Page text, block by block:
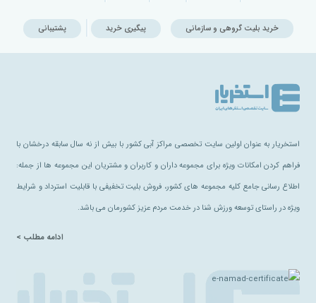
خرید بلیت گروهی و سازمانی پیگیری خرید پشتیبانی
استخریار به عنوان اولین سایت تخصصی مراکز آبی کشور با بیش از نه سال سابقه درخشان با
فراهم کردن امکانات ویژه برای مجموعه داران و کاربران و مشتریان این مجموعه ها از جمله:
اطلاع رسانی جامع کلیه مجموعه های کشور، فروش بلیت تخفیفی با قابلیت استرداد و شرایط
ویژه در راستای توسعه ورزش شنا در خدمت مردم عزیز کشورمان می باشد.
ادامه مطلب >